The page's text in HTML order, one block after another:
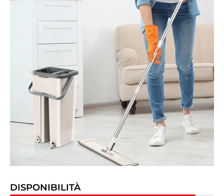
DISPONIBILITÀ